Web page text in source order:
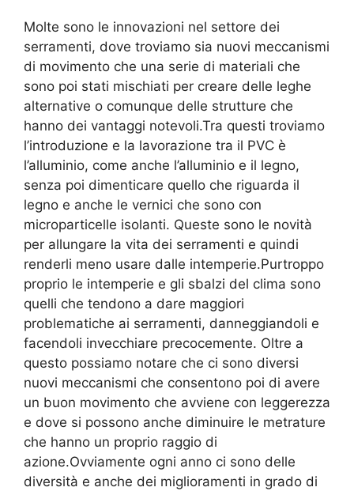
Molte sono le innovazioni nel settore dei
serramenti, dove troviamo sia nuovi meccanismi
di movimento che una serie di materiali che
sono poi stati mischiati per creare delle leghe
alternative o comunque delle strutture che
hanno dei vantaggi notevoli.Tra questi troviamo
l’introduzione e la lavorazione tra il PVC è
l’alluminio, come anche l’alluminio e il legno,
senza poi dimenticare quello che riguarda il
legno e anche le vernici che sono con
microparticelle isolanti. Queste sono le novità
per allungare la vita dei serramenti e quindi
renderli meno usare dalle intemperie.Purtroppo
proprio le intemperie e gli sbalzi del clima sono
quelli che tendono a dare maggiori
problematiche ai serramenti, danneggiandoli e
facendoli invecchiare precocemente. Oltre a
questo possiamo notare che ci sono diversi
nuovi meccanismi che consentono poi di avere
un buon movimento che avviene con leggerezza
e dove si possono anche diminuire le metrature
che hanno un proprio raggio di
azione.Ovviamente ogni anno ci sono delle
diversità e anche dei miglioramenti in grado di